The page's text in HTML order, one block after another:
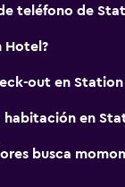
teléfono de
Hotel?
out en
habitación en
busca